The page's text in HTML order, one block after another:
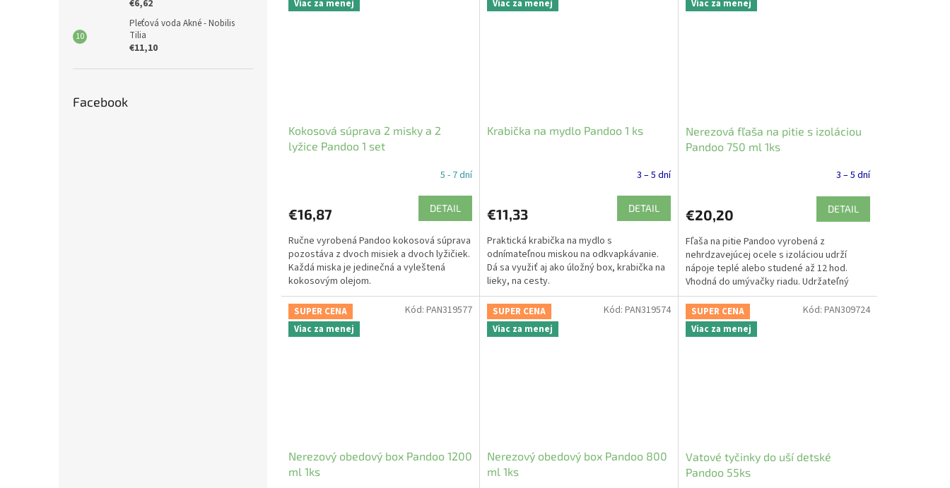
€6,62
Pleťová voda Akné - Nobilis
Tilia
€11,10
Facebook
Viac za menej
Kokosová súprava 2 misky a 2
lyžice Pandoo 1 set
5 - 7 dní
€16,87 DETAIL
Ručne vyrobená Pandoo kokosová súprava
pozostáva z dvoch misiek a dvoch lyžičiek.
Každá miska je jedinečná a vyleštená
kokosovým olejom.
Viac za menej
Krabička na mydlo Pandoo 1 ks
3 – 5 dní
€11,33 DETAIL
Praktická krabička na mydlo s
odnímateľnou miskou na odkvapkávanie.
Dá sa využiť aj ako úložný box, krabička na
lieky, na cesty.
Viac za menej
Nerezová fľaša na pitie s izoláciou
Pandoo 750 ml 1ks
3 – 5 dní
€20,20 DETAIL
Fľaša na pitie Pandoo vyrobená z
nehrdzavejúcej ocele s izoláciou udrží
nápoje teplé alebo studené až 12 hod.
Vhodná do umývačky riadu. Udržateľný
produkt.
SUPER CENA
Viac za menej
Nerezový obedový box Pandoo 1200
ml 1ks
Kód: PAN319577
SUPER CENA
Viac za menej
Nerezový obedový box Pandoo 800
ml 1ks
Kód: PAN319574
SUPER CENA
Viac za menej
Vatové tyčinky do uší detské
Pandoo 55ks
Kód: PAN309724